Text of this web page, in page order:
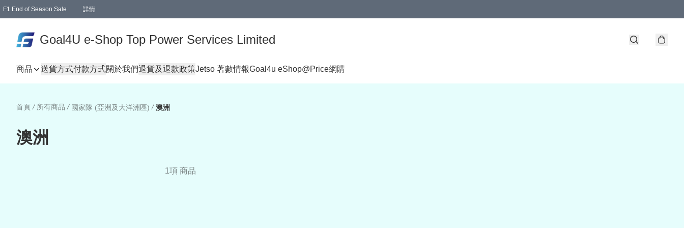
F1 End of Season Sale 詳情
Goal4U e-Shop Top Power Services Limited
商品 送貨方式付款方式關於我們退貨及退款政策Jetso 著數情報Goal4u eShop@Price網購
首頁 / 所有商品 / 國家隊 (亞洲及大洋洲區) / 澳洲
澳洲
1項 商品